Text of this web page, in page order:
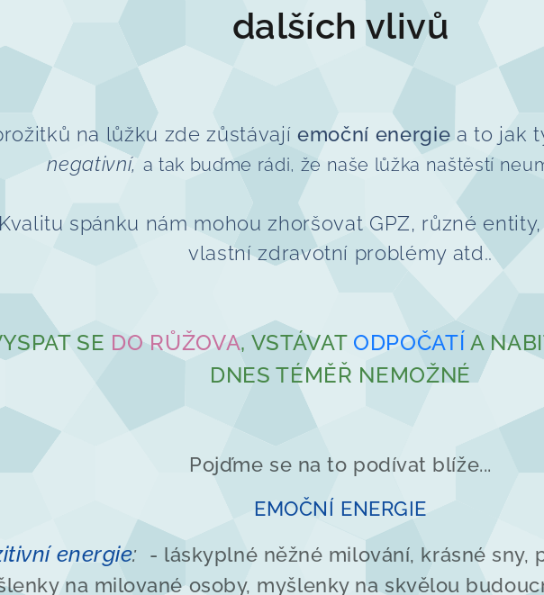
dalších vlivů
na lůžku zde zůstávajíemoční energie a to jak
negativní, a tak buďme rádi, že naše lůžka naštěstí
Kvalitu spánku nám mohou zhoršovat GPZ, různé
vlastní zdravotní problémy atd..
SE DO RŮŽOVA, VSTÁVAT ODPOČATÍ A
DNES TÉMĚŘ NEMOŽNÉ
Pojďme se na to podívat blíže...
EMOČNÍ ENERGIE
energie: - láskyplné něžné milování, krásné sny,
na milované osoby, myšlenky na skvělou